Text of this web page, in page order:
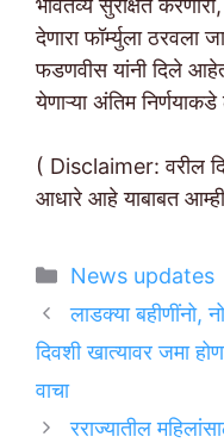
भवितव्य सुरक्षित
देणारा फॉर्म्युला
फडणवीस यांनी दिले
येणाऱ्या अंतिम
( Disclaimer: वरील
आधारे आहे याबाबत
Categories
News updates
लाडक्या बहीणींनो,
दिवशी खात्यावर जमा
वाचा
रराज्यातील